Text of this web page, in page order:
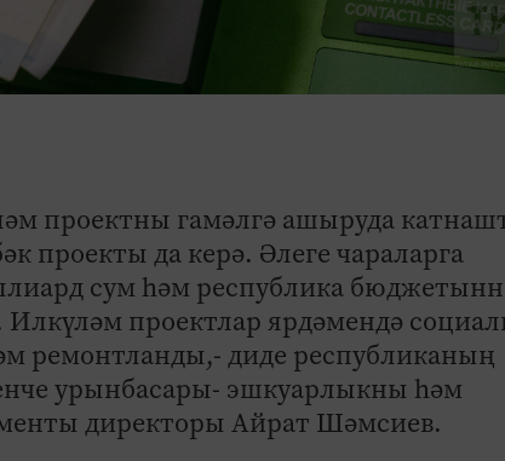
проектны гамәлгә ашыруда
проекты да керә. Әлеге чараларга
сум һәм республика
проектлар ярдәмендә
ремонтланды,- диде республиканың
урынбасары- эшкуарлыкны һәм
директоры Айрат Шәмсиев.